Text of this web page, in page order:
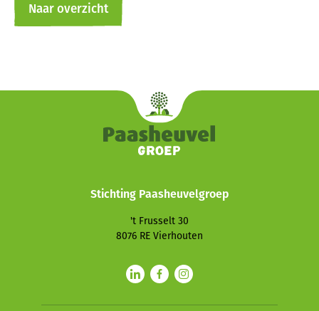
Naar overzicht
Stichting Paasheuvelgroep
't Frusselt 30
8076 RE Vierhouten